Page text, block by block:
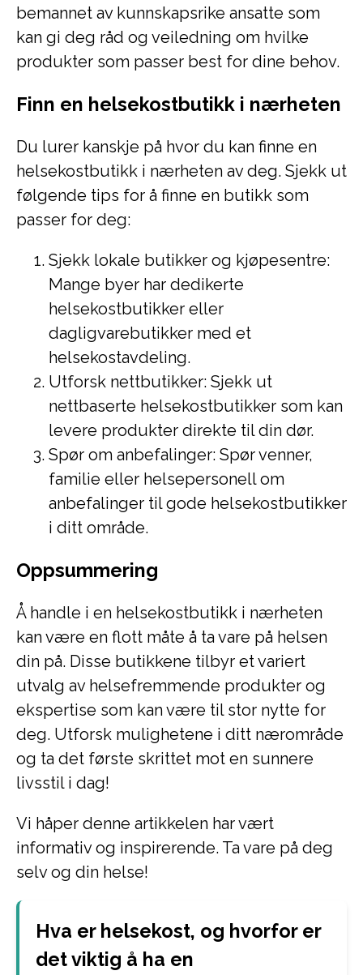
bemannet av kunnskapsrike ansatte som
kan gi deg råd og veiledning om hvilke
produkter som passer best for dine behov.
Finn en helsekostbutikk i nærheten
Du lurer kanskje på hvor du kan finne en
helsekostbutikk i nærheten av deg. Sjekk ut
følgende tips for å finne en butikk som
passer for deg:
Sjekk lokale butikker og kjøpesentre:
Mange byer har dedikerte
helsekostbutikker eller
dagligvarebutikker med et
helsekostavdeling.
Utforsk nettbutikker: Sjekk ut
nettbaserte helsekostbutikker som kan
levere produkter direkte til din dør.
Spør om anbefalinger: Spør venner,
familie eller helsepersonell om
anbefalinger til gode helsekostbutikker
i ditt område.
Oppsummering
Å handle i en helsekostbutikk i nærheten
kan være en flott måte å ta vare på helsen
din på. Disse butikkene tilbyr et variert
utvalg av helsefremmende produkter og
ekspertise som kan være til stor nytte for
deg. Utforsk mulighetene i ditt nærområde
og ta det første skrittet mot en sunnere
livsstil i dag!
Vi håper denne artikkelen har vært
informativ og inspirerende. Ta vare på deg
selv og din helse!
Hva er helsekost, og hvorfor er
det viktig å ha en